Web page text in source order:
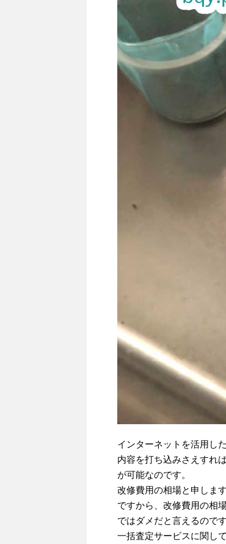
インターネットを活用し
内容を打ち込みさえすれ
が可能なのです。
改修費用の相場と申しま
ですから、改修費用の相
ではダメだと言えるのです
一括査定サービスに関し